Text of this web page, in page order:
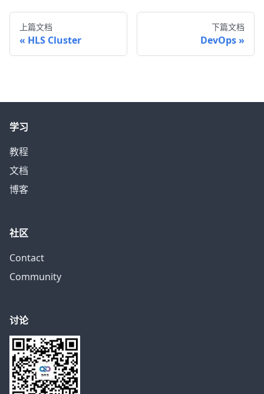
上篇文档
HLS Cluster
下篇文档
DevOps
学习
教程
文档
博客
社区
Contact
Community
讨论